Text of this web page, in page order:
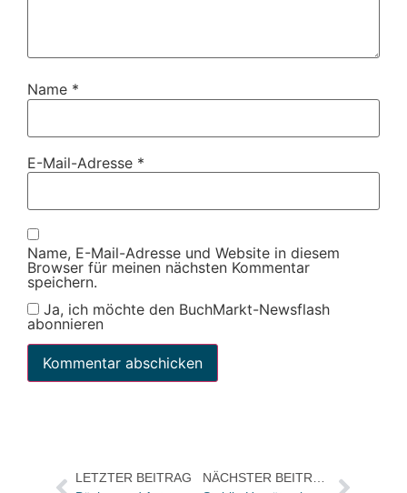
Name *
E-Mail-Adresse *
Name, E-Mail-Adresse und Website in diesem
Browser für meinen nächsten Kommentar
speichern.
Ja, ich möchte den BuchMarkt-Newsflash
abonnieren
LETZTER BEITRAG